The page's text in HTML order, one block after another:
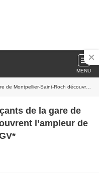
MENU
découvrent l’ampleur de la baisse de leur clientèle TGV*
de la gare de
l’ampleur de